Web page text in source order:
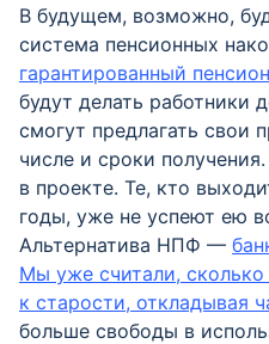
В будущем, возможно,
система пенсионных
гарантированный
будут делать работники
смогут предлагать свои
числе и сроки
в проекте. Те, кто
годы, уже не успеют ею
Альтернатива НПФ —
Мы уже считали,
к старости, откладывая
больше свободы в